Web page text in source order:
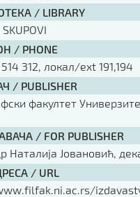
/ LIBRARY
/ PHONE
312, локал/ext 191,194
/ PUBLISHER
факултет
/ FOR PUBLISHER
Наталија Јовановић,
/ URL